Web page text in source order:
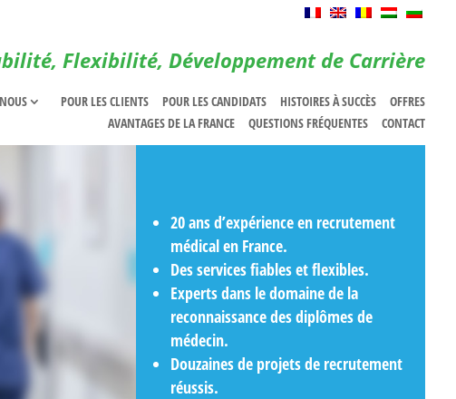
POUR LES CLIENTS POUR LES CANDIDATS HISTOIRES À SUCCÈS
OFFRES
AVANTAGES DE LA FRANCE
QUESTIONS FRÉQUENTES CONTACT
Flexibilité, Développement de Carrière
20 ans d’expérience en recrutement
médical en France.
Des services fiables et flexibles.
Experts dans le domaine de la
reconnaissance des diplômes de
médecin.
Douzaines de projets de recrutement
réussis.